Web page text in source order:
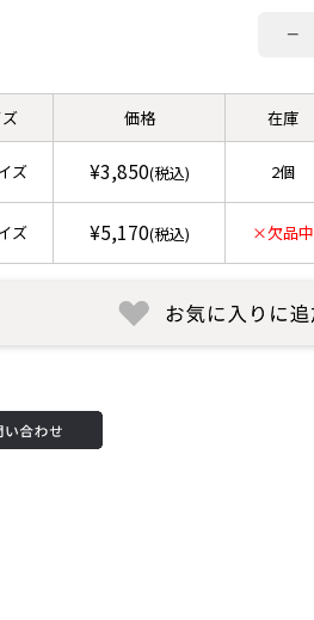
−
価格 在庫
ズ ¥3,850(税込) 2個
ズ ¥5,170(税込) ×欠品中